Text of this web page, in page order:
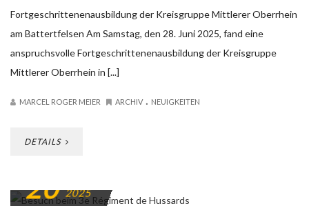
Fortgeschrittenenausbildung der Kreisgruppe Mittlerer Oberrhein
am Battertfelsen Am Samstag, den 28. Juni 2025, fand eine
anspruchsvolle Fortgeschrittenenausbildung der Kreisgruppe
Mittlerer Oberrhein in [...]
MARCEL ROGER MEIER ARCHIV . NEUIGKEITEN
DETAILS
20 2025